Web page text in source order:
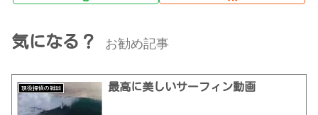
気になる？ お勧め記事
現役探偵の雑談 最高に美しいサーフィン動画